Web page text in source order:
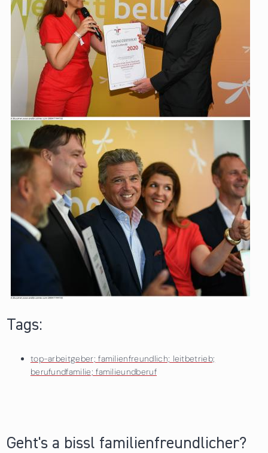
Tags:
top-arbeitgeber; familienfreundlich; leitbetrieb;
berufundfamilie; familieundberuf
Geht's a bissl familienfreundlicher?